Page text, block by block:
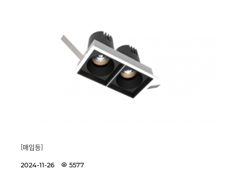
[매입등]
2024-11-26 5577